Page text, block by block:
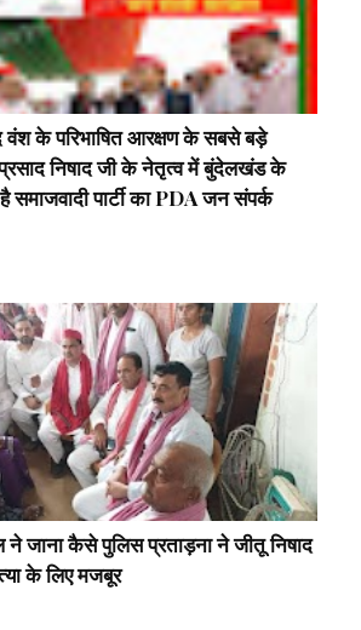
के परिभाषित आरक्षण के सबसे बड़े
प्रसाद निषाद जी के नेतृत्व में बुंदेलखंड के
समाजवादी पार्टी का PDA जन संपर्क
ने जाना कैसे पुलिस प्रताड़ना ने जीतू निषाद
के लिए मजबूर